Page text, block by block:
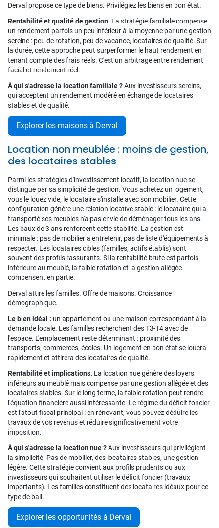
Derval propose ce type de biens. Privilégiez les biens en bon état.
Rentabilité et qualité de gestion. La stratégie familiale compense
un rendement parfois un peu inférieur à la moyenne par une gestion
sereine : peu de rotation, peu de vacance, locataires de qualité. Sur
la durée, cette approche peut surperformer le haut rendement en
tenant compte des frais réels. C'est un arbitrage entre rendement
facial et rendement réel.
À qui s'adresse la location familiale ?Aux investisseurs sereins,
qui acceptent un rendement modéré en échange de locataires
stables et de qualité.
Explorer les maisons à Derval
Location non meublée : moins de gestion,
des locataires stables
Parmi les stratégies d'investissement locatif, la location nue se
distingue par sa simplicité de gestion. Vous achetez un logement,
vous le louez vide, le locataire s'installe avec son mobilier. Cette
configuration génère une relation locative stable : le locataire qui a
transporté ses meubles n'a pas envie de déménager tous les ans.
Les baux de 3 ans renforcent cette stabilité. La gestion est
minimale : pas de mobilier à entretenir, pas de liste d'équipements à
respecter. Les locataires cibles (familles, actifs établis) sont
souvent des profils rassurants. Si la rentabilité brute est parfois
inférieure au meublé, la faible rotation et la gestion allégée
compensent en partie.
Derval attire les familles. Offre de maisons. Croissance
démographique.
Le bien idéal : un appartement ou une maison correspondant à la
demande locale. Les familles recherchent des T3-T4 avec de
l'espace. L'emplacement reste déterminant : proximité des
transports, commerces, écoles. Un logement en bon état se louera
rapidement et attirera des locataires de qualité.
Rentabilité et implications. La location nue génère des loyers
inférieurs au meublé mais compense par une gestion allégée et des
locataires stables. Sur le long terme, la faible rotation peut rendre
l'équation financière aussi intéressante. Le régime du déficit foncier
est l'atout fiscal principal : en rénovant, vous pouvez déduire les
travaux de vos revenus et réduire significativement votre
imposition.
À qui s'adresse la location nue ?Aux investisseurs qui privilégient
la simplicité. Pas de mobilier, des locataires stables, une gestion
légère. Cette stratégie convient aux profils prudents ou aux
investisseurs qui souhaitent utiliser le déficit foncier (travaux
importants). Les familles constituent des locataires idéaux pour ce
type de bail.
Explorer les opportunités à Derval